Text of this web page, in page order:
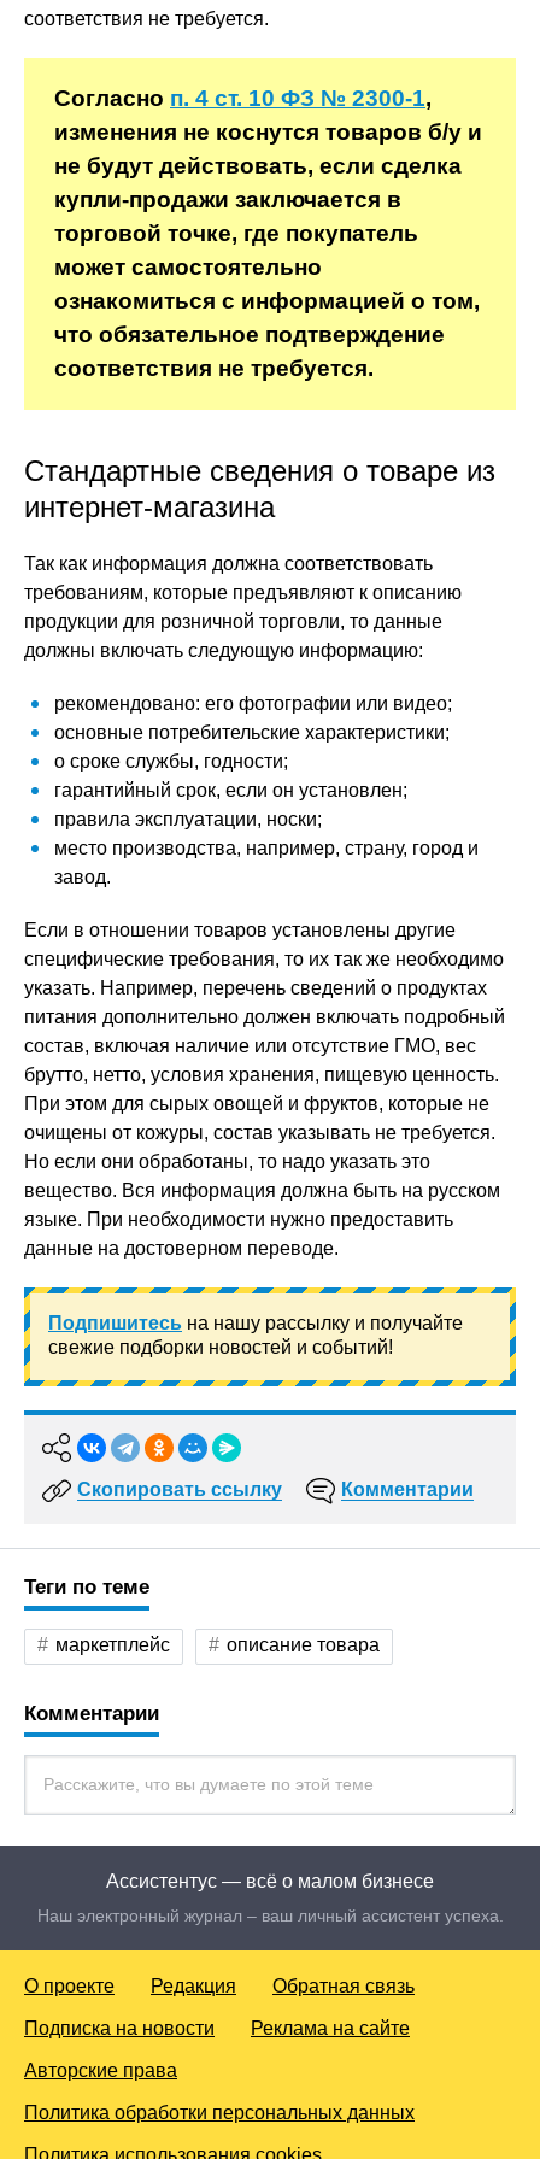
соответствия не требуется.
Согласно п. 4 ст. 10 ФЗ № 2300-1,
изменения не коснутся товаров б/у и
не будут действовать, если сделка
купли-продажи заключается в
торговой точке, где покупатель
может самостоятельно
ознакомиться с информацией о том,
что обязательное подтверждение
соответствия не требуется.
Стандартные сведения о товаре из
интернет-магазина
Так как информация должна соответствовать
требованиям, которые предъявляют к описанию
продукции для розничной торговли, то данные
должны включать следующую информацию:
рекомендовано: его фотографии или видео;
основные потребительские характеристики;
о сроке службы, годности;
гарантийный срок, если он установлен;
правила эксплуатации, носки;
место производства, например, страну, город и
завод.
Если в отношении товаров установлены другие
специфические требования, то их так же необходимо
указать. Например, перечень сведений о продуктах
питания дополнительно должен включать подробный
состав, включая наличие или отсутствие ГМО, вес
брутто, нетто, условия хранения, пищевую ценность.
При этом для сырых овощей и фруктов, которые не
очищены от кожуры, состав указывать не требуется.
Но если они обработаны, то надо указать это
вещество. Вся информация должна быть на русском
языке. При необходимости нужно предоставить
данные на достоверном переводе.
Подпишитесь на нашу рассылку и получайте
свежие подборки новостей и событий!
Скопировать ссылку Комментарии
Теги по теме
маркетплейс описание товара
Комментарии
Ассистентус — всё о малом бизнесе
Наш электронный журнал – ваш личный ассистент успеха.
О проекте Редакция Обратная связь
Подписка на новости Реклама на сайте
Авторские права
Политика обработки персональных данных
Политика использования cookies